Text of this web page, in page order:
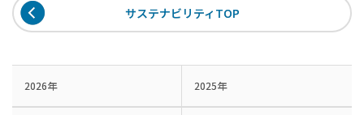
サステナビリティTOP
2026年 2025年